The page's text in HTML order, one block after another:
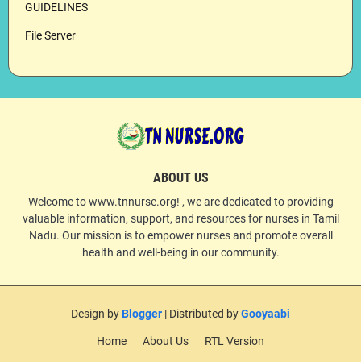
GUIDELINES
File Server
ABOUT US
Welcome to www.tnnurse.org! , we are dedicated to providing
valuable information, support, and resources for nurses in Tamil
Nadu. Our mission is to empower nurses and promote overall
health and well-being in our community.
Design byBlogger | Distributed byGooyaabi
Home About Us RTL Version